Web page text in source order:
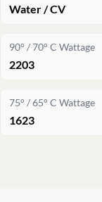
Water / CV
90° / 70° C Wattage
2203
75° / 65° C Wattage
1623